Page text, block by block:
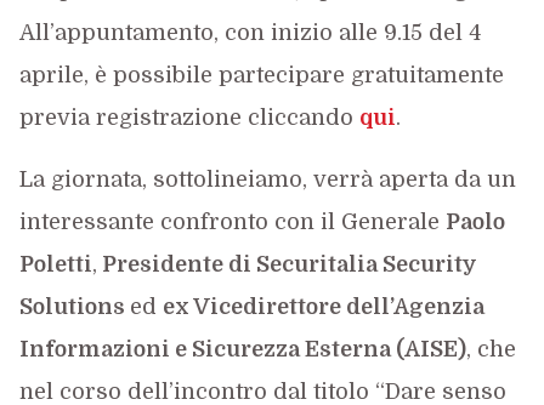
All’appuntamento, con inizio alle 9.15 del 4
aprile, è possibile partecipare gratuitamente
previa registrazione cliccando qui.
La giornata, sottolineiamo, verrà aperta da un
interessante confronto con il Generale Paolo
Poletti, Presidente di Securitalia Security
Solutions ed ex Vicedirettore dell’Agenzia
Informazioni e Sicurezza Esterna (AISE), che
nel corso dell’incontro dal titolo “Dare senso